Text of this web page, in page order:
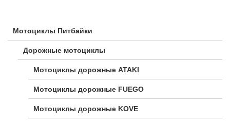
Мотоциклы Питбайки
Дорожные мотоциклы
Мотоциклы дорожные ATAKI
Мотоциклы дорожные FUEGO
Мотоциклы дорожные KOVE